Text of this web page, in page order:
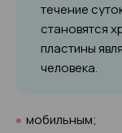
течение
становятся
пластины
человека.
мобильным;